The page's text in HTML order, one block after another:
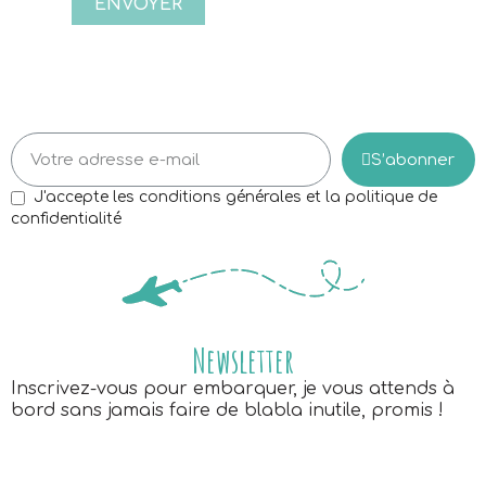
S’abonner
J'accepte les conditions générales et la politique de
confidentialité
Newsletter
Inscrivez-vous pour embarquer, je vous attends à
bord sans jamais faire de blabla inutile, promis !